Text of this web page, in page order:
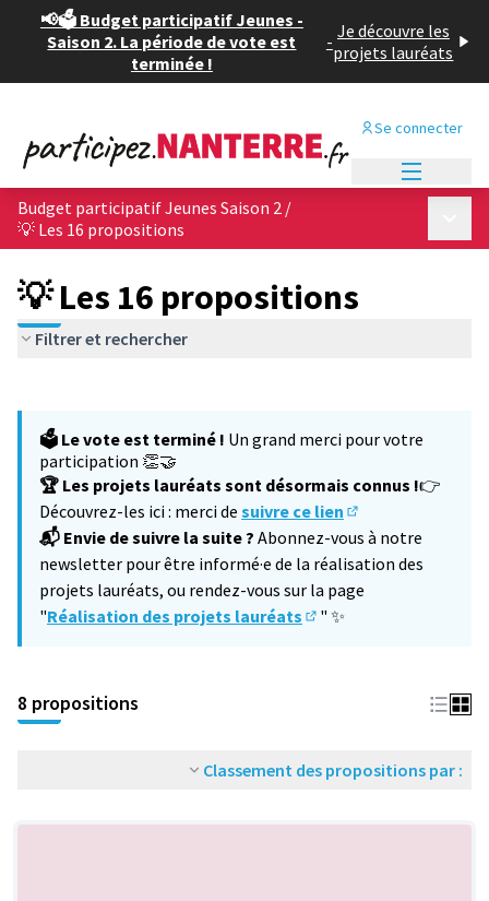
📢🗳️ Budget participatif Jeunes -
Saison 2. La période de vote est
terminée !
- Je découvre les
projets lauréats
Se connecter
Budget participatif Jeunes Saison 2 /
💡 Les 16 propositions
💡 Les 16 propositions
Filtrer et rechercher
−
🗳️ Le vote est terminé ! Un grand merci pour votre
participation 👏🤝
🏆 Les projets lauréats sont désormais connus !👉
Découvrez-les ici : merci de suivre ce lien
(S'ouvre dans un
📬 Envie de suivre la suite ? Abonnez-vous à notre
newsletter pour être informé·e de la réalisation des
projets lauréats, ou rendez-vous sur la page
"Réalisation des projets lauréats
" ✨
8 propositions
Classement des propositions par :